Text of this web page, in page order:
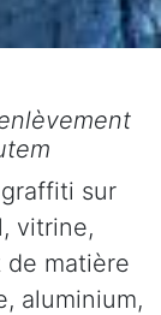
sur
vitrine,
de matière
aluminium,